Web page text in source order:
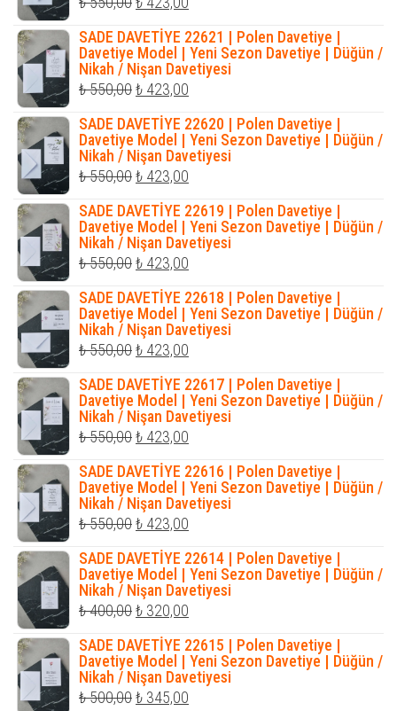
fiyat:
₺ 550,00.fiyat:
₺ 423,00.
SADE DAVETİYE 22621 | Polen Davetiye |
Davetiye Model | Yeni Sezon Davetiye | Düğün /
Nikah / Nişan Davetiyesi
₺550,00Orijinal
fiyat:
₺ 550,00.
₺ 423,00
fiyat:
₺ 423,00.
SADE DAVETİYE 22620 | Polen Davetiye |
Davetiye Model | Yeni Sezon Davetiye | Düğün /
Nikah / Nişan Davetiyesi
₺550,00Orijinal
fiyat:
₺ 550,00.
₺ 423,00
fiyat:
₺ 423,00.
SADE DAVETİYE 22619 | Polen Davetiye |
Davetiye Model | Yeni Sezon Davetiye | Düğün /
Nikah / Nişan Davetiyesi
₺550,00Orijinal
fiyat:
₺ 550,00.
₺ 423,00
fiyat:
₺ 423,00.
SADE DAVETİYE 22618 | Polen Davetiye |
Davetiye Model | Yeni Sezon Davetiye | Düğün /
Nikah / Nişan Davetiyesi
₺550,00Orijinal
fiyat:
₺ 550,00.
₺ 423,00
fiyat:
₺ 423,00.
SADE DAVETİYE 22617 | Polen Davetiye |
Davetiye Model | Yeni Sezon Davetiye | Düğün /
Nikah / Nişan Davetiyesi
₺550,00Orijinal
fiyat:
₺ 550,00.
₺ 423,00
fiyat:
₺ 423,00.
SADE DAVETİYE 22616 | Polen Davetiye |
Davetiye Model | Yeni Sezon Davetiye | Düğün /
Nikah / Nişan Davetiyesi
₺550,00Orijinal
fiyat:
₺ 550,00.
₺ 423,00
fiyat:
₺ 423,00.
SADE DAVETİYE 22614 | Polen Davetiye |
Davetiye Model | Yeni Sezon Davetiye | Düğün /
Nikah / Nişan Davetiyesi
₺400,00Orijinal
fiyat:
₺ 400,00.
₺ 320,00
fiyat:
₺ 320,00.
SADE DAVETİYE 22615 | Polen Davetiye |
Davetiye Model | Yeni Sezon Davetiye | Düğün /
Nikah / Nişan Davetiyesi
₺500,00Orijinal
₺ 345,00